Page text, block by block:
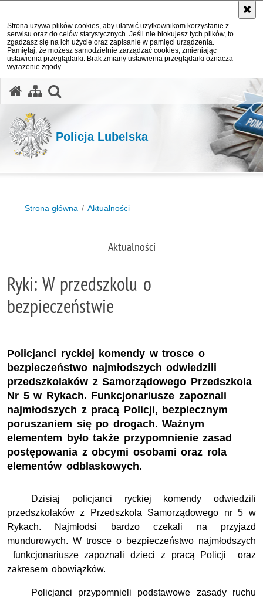
Strona używa plików cookies, aby ułatwić użytkownikom korzystanie z
serwisu oraz do celów statystycznych. Jeśli nie blokujesz tych plików, to
zgadzasz się na ich użycie oraz zapisanie w pamięci urządzenia.
Pamiętaj, że możesz samodzielnie zarządzać cookies, zmieniając
ustawienia przeglądarki. Brak zmiany ustawienia przeglądarki oznacza
wyrażenie zgody.
Policja Lubelska
Strona główna Aktualności
Aktualności
Ryki: W przedszkolu o
bezpieczeństwie
Policjanci ryckiej komendy w trosce o
bezpieczeństwo najmłodszych odwiedzili
przedszkolaków z Samorządowego Przedszkola
Nr 5 w Rykach. Funkcjonariusze zapoznali
najmłodszych z pracą Policji, bezpiecznym
poruszaniem się po drogach. Ważnym
elementem było także przypomnienie zasad
postępowania z obcymi osobami oraz rola
elementów odblaskowych.
Dzisiaj policjanci ryckiej komendy odwiedzili
przedszkolaków z Przedszkola Samorządowego nr 5 w
Rykach. Najmłodsi bardzo czekali na przyjazd
mundurowych. W trosce o bezpieczeństwo najmłodszych
funkcjonariusze zapoznali dzieci z pracą Policji oraz
zakresem obowiązków.
Policjanci przypomnieli podstawowe zasady ruchu